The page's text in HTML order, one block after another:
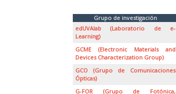
Grupo de investigación
edUVAlab (Laboratorio de e-
Learning)
GCME (Electronic Materials and
Devices Characterization Group)
GCO (Grupo de Comunicaciones
Ópticas)
G-FOR (Grupo de Fotónica,